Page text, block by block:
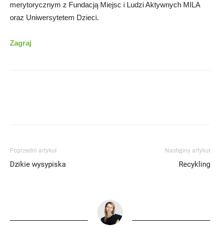
merytorycznym z Fundacją Miejsc i Ludzi Aktywnych MILA
oraz Uniwersytetem Dzieci.
Zagraj
Poprzedni artykuł
Dzikie wysypiska
Następny artykuł
Recykling